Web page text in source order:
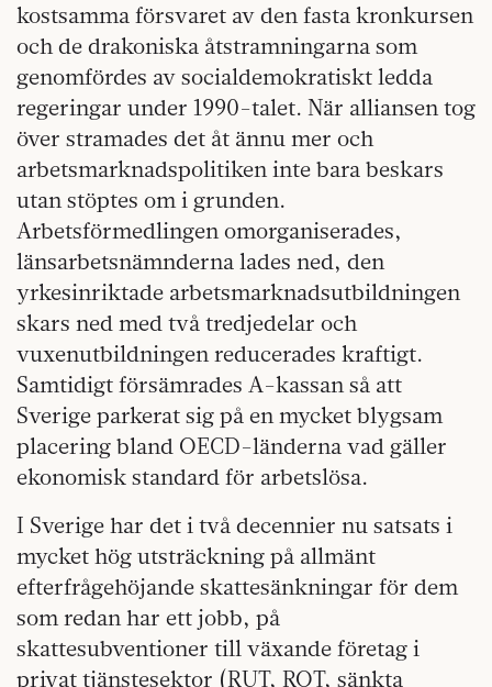
kostsamma försvaret av den fasta kronkursen
och de drakoniska åtstramningarna som
genomfördes av socialdemokratiskt ledda
regeringar under 1990-talet. När alliansen tog
över stramades det åt ännu mer och
arbetsmarknadspolitiken inte bara beskars
utan stöptes om i grunden.
Arbetsförmedlingen omorganiserades,
länsarbetsnämnderna lades ned, den
yrkesinriktade arbetsmarknadsutbildningen
skars ned med två tredjedelar och
vuxenutbildningen reducerades kraftigt.
Samtidigt försämrades A-kassan så att
Sverige parkerat sig på en mycket blygsam
placering bland OECD-länderna vad gäller
ekonomisk standard för arbetslösa.
I Sverige har det i två decennier nu satsats i
mycket hög utsträckning på allmänt
efterfrågehöjande skattesänkningar för dem
som redan har ett jobb, på
skattesubventioner till växande företag i
privat tjänstesektor (RUT, ROT, sänkta